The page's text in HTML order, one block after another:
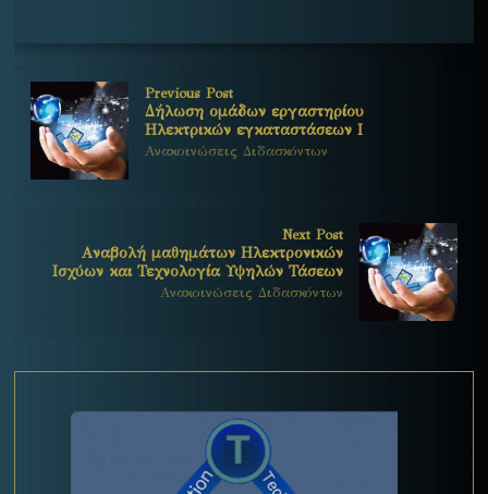
Previous Post
Δήλωση ομάδων εργαστηρίου
Ηλεκτρικών εγκαταστάσεων Ι
Ανακοινώσεις Διδασκόντων
Next Post
Aναβολή μαθημάτων Ηλεκτρονικών
Ισχύων και Τεχνολογία Υψηλών Τάσεων
Ανακοινώσεις Διδασκόντων